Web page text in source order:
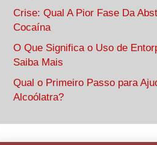
Crise: Qual A Pior Fase Da
Cocaína
O Que Significa o Uso de
Saiba Mais
Qual o Primeiro Passo para
Alcoólatra?